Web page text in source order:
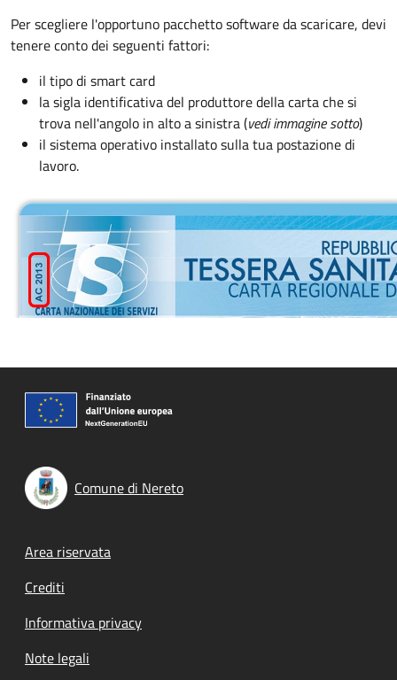
Per scegliere l'opportuno pacchetto software da scaricare, devi
tenere conto dei seguenti fattori:
il tipo di smart card
la sigla identificativa del produttore della carta che si
trova nell'angolo in alto a sinistra (vedi immagine sotto)
il sistema operativo installato sulla tua postazione di
lavoro.
Comune di Nereto
Footer menu
Area riservata
Crediti
Informativa privacy
Note legali